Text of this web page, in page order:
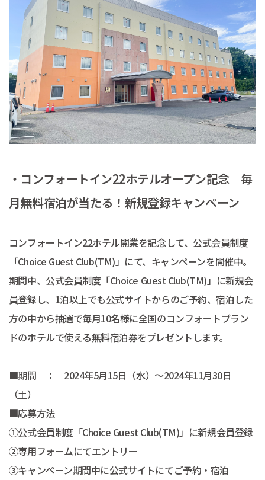
・コンフォートイン22ホテルオープン記念 毎
月無料宿泊が当たる！新規登録キャンペーン
コンフォートイン22ホテル開業を記念して、公式会員制度
「Choice Guest Club(TM)」にて、キャンペーンを開催中。
期間中、公式会員制度「Choice Guest Club(TM)」に新規会
員登録し、1泊以上でも公式サイトからのご予約、宿泊した
方の中から抽選で毎月10名様に全国のコンフォートブラン
ドのホテルで使える無料宿泊券をプレゼントします。
■期間 ： 2024年5月15日（水）～2024年11月30日
（土）
■応募方法
①公式会員制度「Choice Guest Club(TM)」に新規会員登録
②専用フォームにてエントリー
③キャンペーン期間中に公式サイトにてご予約・宿泊